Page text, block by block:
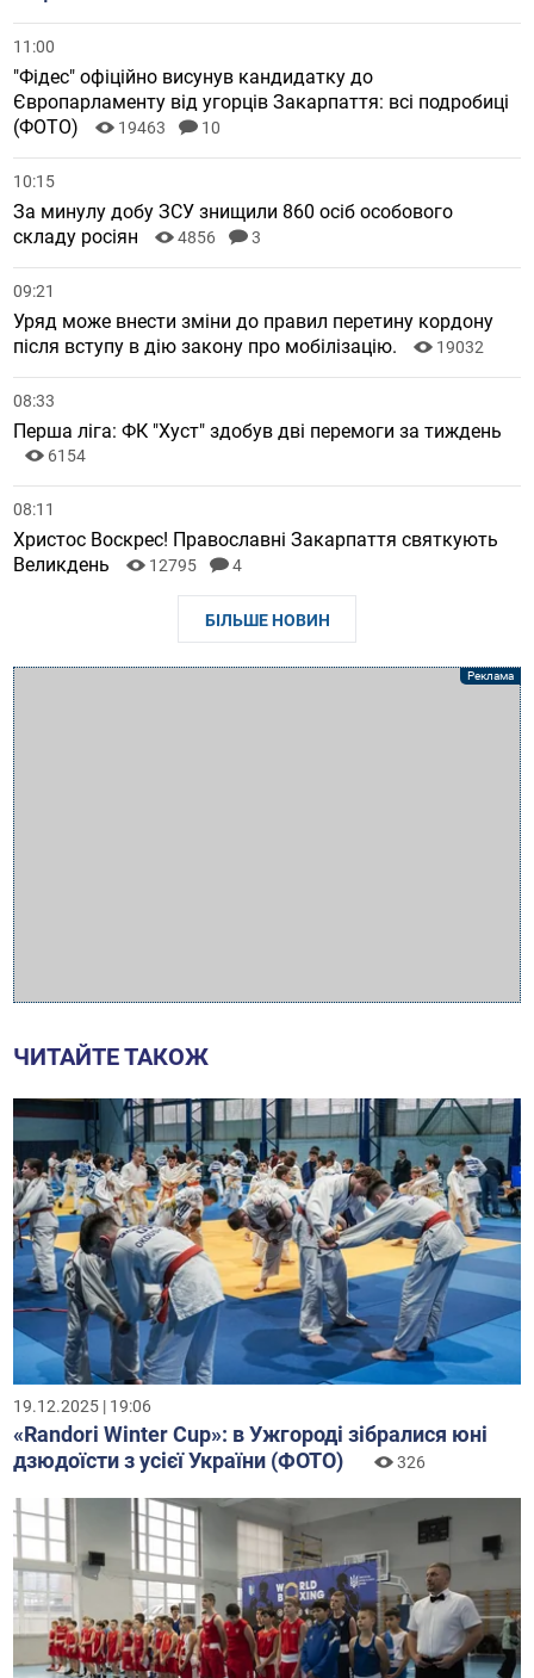
11:00
"Фідес" офіційно висунув кандидатку до
Європарламенту від угорців Закарпаття: всі подробиці
(ФОТО)
19463 10
10:15
За минулу добу ЗСУ знищили 860 осіб особового
складу росіян
4856 3
09:21
Уряд може внести зміни до правил перетину кордону
після вступу в дію закону про мобілізацію.
19032
08:33
Перша ліга: ФК "Хуст" здобув дві перемоги за тиждень
6154
08:11
Христос Воскрес! Православні Закарпаття святкують
Великдень
12795 4
БІЛЬШЕ НОВИН
ЧИТАЙТЕ ТАКОЖ
19.12.2025 | 19:06
«Randori Winter Cup»: в Ужгороді зібралися юні
дзюдоїсти з усієї України (ФОТО)
326